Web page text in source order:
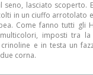
lasciato scoperto.
in un ciuffo arrotolato
Come fanno tutti
imposti tra
e in testa un
corna.